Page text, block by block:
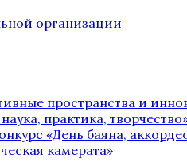
организации
пространства и
практика,
«День баяна,
камерата»